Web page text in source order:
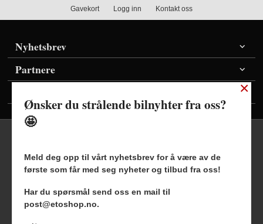
Gavekort Logg inn Kontakt oss
Nyhetsbrev
Partnere
Frakt Kjøpsbetingelser Sikkerhet og personvern
Nyhetsbrev Blogg
×
Ønsker du strålende bilnyhter fra oss?
🤩
Meld deg opp til vårt nyhetsbrev for å være av de
første som får med seg nyheter og tilbud fra oss!
Har du spørsmål send oss en mail til
post@etoshop.no.